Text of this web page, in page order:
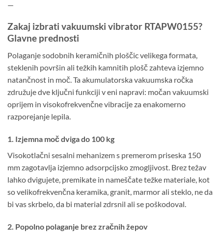
—
Zakaj izbrati vakuumski vibrator RTAPW0155?
Glavne prednosti
Polaganje sodobnih keramičnih ploščic velikega formata,
steklenih površin ali težkih kamnitih plošč zahteva izjemno
natančnost in moč. Ta akumulatorska vakuumska ročka
združuje dve ključni funkciji v eni napravi: močan vakuumski
oprijem in visokofrekvenčne vibracije za enakomerno
razporejanje lepila.
1. Izjemna moč dviga do 100 kg
Visokotlačni sesalni mehanizem s premerom priseska 150
mm zagotavlja izjemno adsorpcijsko zmogljivost. Brez težav
lahko dvigujete, premikate in nameščate težke materiale, kot
so velikofrekvenčna keramika, granit, marmor ali steklo, ne da
bi vas skrbelo, da bi material zdrsnil ali se poškodoval.
2. Popolno polaganje brez zračnih žepov